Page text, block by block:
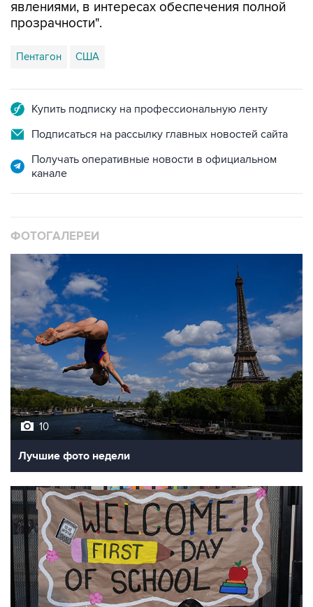
явлениями, в интересах обеспечения полной
прозрачности".
Пентагон США
Купить подписку на профессиональную ленту
Подписаться на рассылку главных новостей сайта
Получать оперативные новости в официальном
канале
ФОТОГАЛЕРЕИ
10
Лучшие фото недели